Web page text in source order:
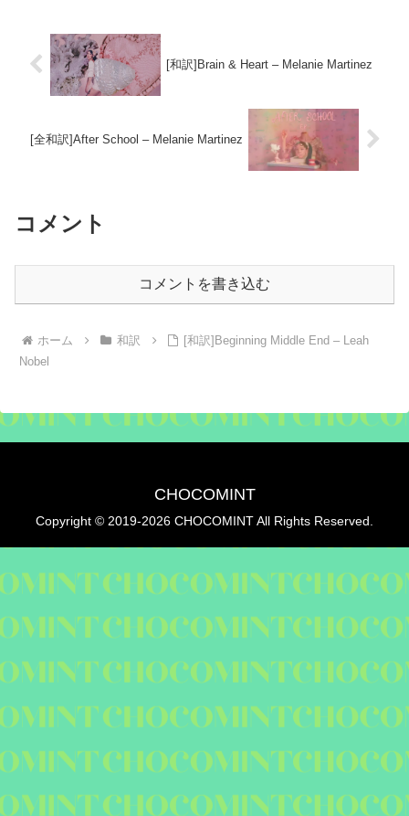
[和訳]Brain & Heart – Melanie Martinez
[全和訳]After School – Melanie Martinez
コメント
コメントを書き込む
ホーム 和訳
[和訳]Beginning Middle End – Leah
Nobel
CHOCOMINT
Copyright © 2019-2026 CHOCOMINT All Rights Reserved.